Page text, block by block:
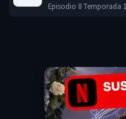
Episodio 8 Temporada 1